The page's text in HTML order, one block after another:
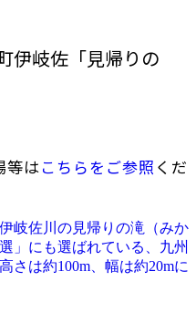
岐佐「見帰りの
等はこちらをご参照 くだ
岐佐川の見帰りの滝（みか
」にも選ばれている、九州
さは約100m、幅は約20mに